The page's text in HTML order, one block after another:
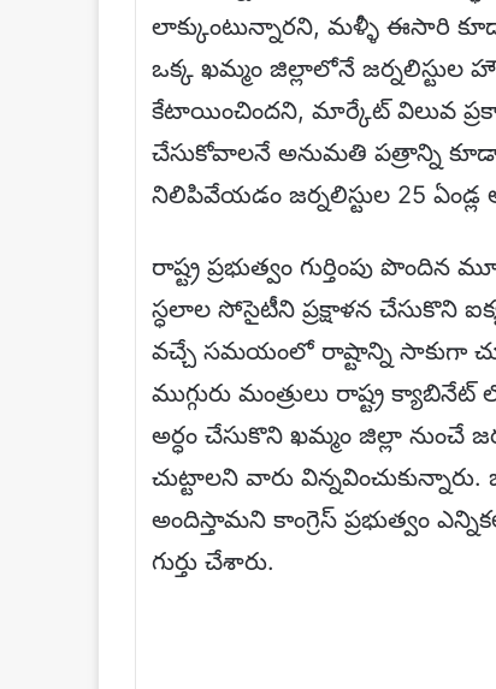
లాక్కుంటున్నారని, మళ్ళీ ఈసారి
ఒక్క ఖమ్మం జిల్లాలోనే జర్నలిస్టుల
కేటాయించిందని, మార్కేట్ విలువ
చేసుకోవాలనే అనుమతి పత్రాన్ని
నిలిపివేయడం జర్నలిస్టుల 25 ఏండ్ల
రాష్ట్ర ప్రభుత్వం గుర్తింపు పొందిన
స్ధలాల సోసైటీని ప్రక్షాళన చేసుకొని
వచ్చే సమయంలో రాష్టాన్ని సాకుగా
ముగ్గురు మంత్రులు రాష్ట్ర
అర్ధం చేసుకొని ఖమ్మం జిల్లా నుంచే
చుట్టాలని వారు
అందిస్తామని కాంగ్రెస్ ప్రభుత్వం
గుర్తు చేశారు.